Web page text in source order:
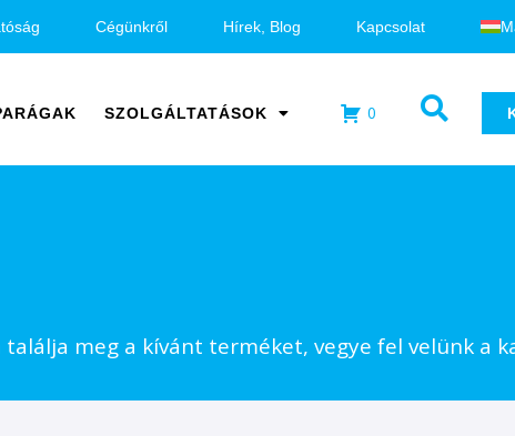
Cégünkről Hírek, Blog Kapcsolat
SZOLGÁLTATÁSOK 0
meg a kívánt terméket, vegye fel velünk a